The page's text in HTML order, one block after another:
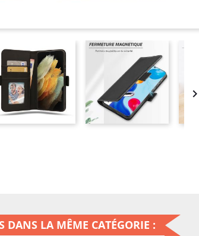

DANS LA MÊME CATÉGORIE :